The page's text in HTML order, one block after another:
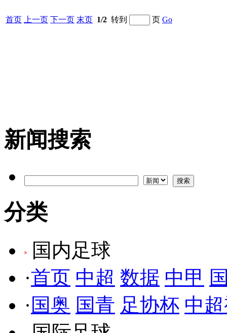
首页 上一页 下一页 末页 1/2 转到 页 Go
新闻搜索
分类
国内足球
·首页 中超 数据 中甲
· 国奥 国青 足协杯 中